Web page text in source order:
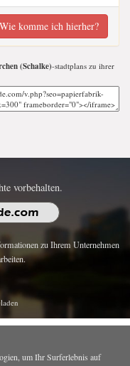
komme ich hierher?
(Schalke)-stadtplans zu ihrer
vorbehalten.
zu Ihrem Unternehmen
um Ihr Surferlebnis auf